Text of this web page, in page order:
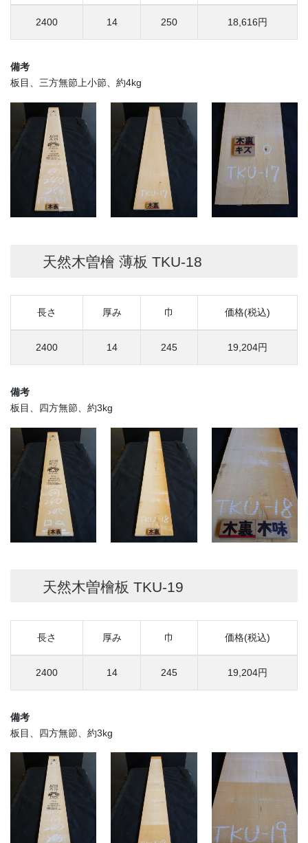
2400 14 250 18,616円
備考
板目、三方無節上小節、約4kg
天然木曽檜 薄板 TKU-18
長さ 厚み 巾 価格(税込)
2400 14 245 19,204円
備考
板目、四方無節、約3kg
天然木曽檜板 TKU-19
長さ 厚み 巾 価格(税込)
2400 14 245 19,204円
備考
板目、四方無節、約3kg